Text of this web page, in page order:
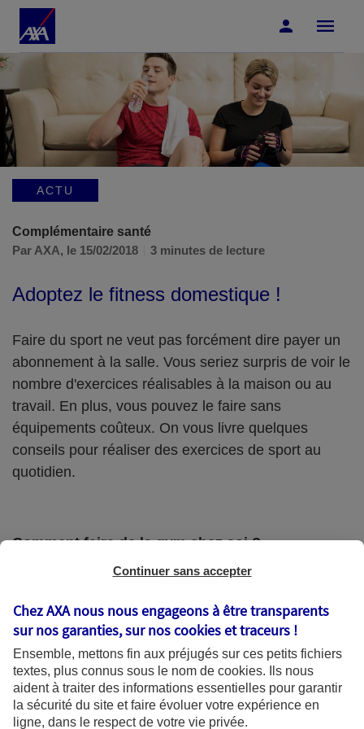
Accéder au Pied de page
ACTU
Complémentaire santé
Par AXA, le 15/02/2018 3 minutes de lecture
Adoptez le fitness domestique !
Faire du sport ne veut pas forcément dire payer un
abonnement à la salle. Vous seriez surpris de voir le
nombre d'exercices réalisables à la maison ou au
travail. En plus, vous pouvez le faire sans
équipements coûteux. On vous livre quelques
conseils pour réaliser des exercices de sport au
quotidien.
Comment faire de la gym chez soi ?
Inutile d’acheter du matériel sophistiqué,
encombrant et onéreux. Offrez-vous juste un tapis
de sol, voire des bandes élastiques et deux petits
haltères.
Pour un résultat optimal, faites une séance tous les
deux jours.
Continuer sans accepter
Chez AXA nous nous engageons à être transparents
sur nos garanties, sur noscookies et traceurs !
Ensemble, mettons fin aux préjugés sur ces petits fichiers
textes, plus connus sous le nom de cookies. Ils nous
aident à traiter des informations essentielles pour garantir
la sécurité du site et faire évoluer votre expérience en
ligne, dans le respect de votre vie privée.